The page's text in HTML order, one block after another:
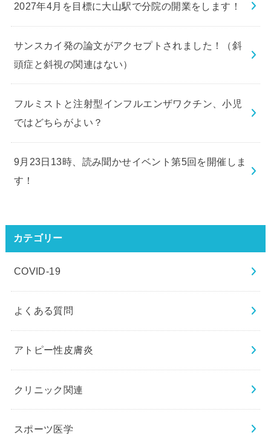
2027年4月を目標に大山駅で分院の開業をします！
サンスカイ発の論文がアクセプトされました！（斜
頭症と斜視の関連はない）
フルミストと注射型インフルエンザワクチン、小児
ではどちらがよい？
9月23日13時、読み聞かせイベント第5回を開催しま
す！
カテゴリー
COVID-19
よくある質問
アトピー性皮膚炎
クリニック関連
スポーツ医学